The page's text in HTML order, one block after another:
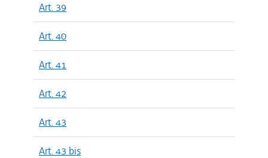
Art. 39
Art. 40
Art. 41
Art. 42
Art. 43
Art. 43 bis